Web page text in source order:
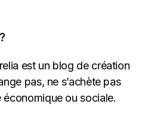
est un blog de création
pas, ne s’achète pas
économique ou sociale.